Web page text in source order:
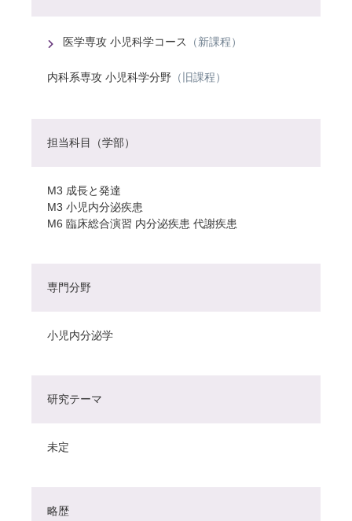
医学専攻 小児科学コース （新課程）
内科系専攻 小児科学分野 （旧課程）
担当科目（学部）
M3 成長と発達
M3 小児内分泌疾患
M6 臨床総合演習 内分泌疾患 代謝疾患
専門分野
小児内分泌学
研究テーマ
未定
略歴